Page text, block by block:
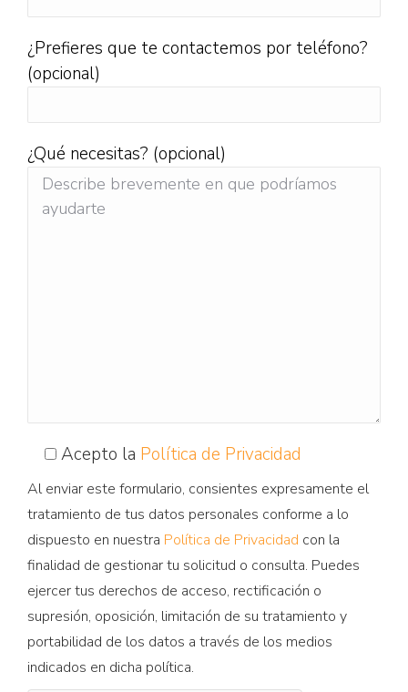
¿Prefieres que te contactemos por teléfono?
(opcional)
¿Qué necesitas? (opcional)
Acepto la Política de Privacidad
Al enviar este formulario, consientes expresamente el
tratamiento de tus datos personales conforme a lo
dispuesto en nuestra Política de Privacidad con la
finalidad de gestionar tu solicitud o consulta. Puedes
ejercer tus derechos de acceso, rectificación o
supresión, oposición, limitación de su tratamiento y
portabilidad de los datos a través de los medios
indicados en dicha política.